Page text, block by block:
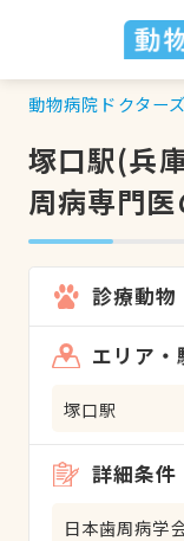
動物病院ドクター
塚口駅(兵
周病専門
診療動物
エリア・
塚口駅
詳細条件
日本歯周病学